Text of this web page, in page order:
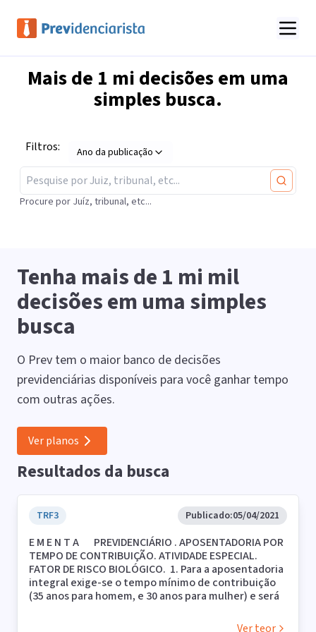
Mais de 1 mi decisões em uma
simples busca.
Filtros: Ano da publicação
Procure por Juíz, tribunal, etc...
Tenha mais de1 mi mil
decisões em uma simples
busca
O Prev tem o maior banco de decisões
previdenciárias disponíveis para você ganhar tempo
com outras ações.
Ver planos
Resultados da busca
TRF3 Publicado:05/04/2021
E M E N T A PREVIDENCIÁRIO . APOSENTADORIA POR
TEMPO DE CONTRIBUIÇÃO. ATIVIDADE ESPECIAL.
FATOR DE RISCO BIOLÓGICO. 1. Para a aposentadoria
integral exige-se o tempo mínimo de contribuição
(35 anos para homem, e 30 anos para mulher) e será
de serviço, sem exigência de idade ou pedágio, nos
Ver teor